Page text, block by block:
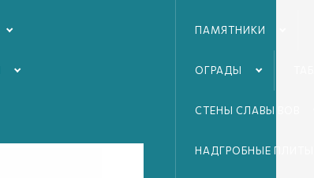
ПАМЯТНИКИ
ОГРАДЫ
СТЕНЫ СЛАВЫ ВОВ
НАДГРОБНЫЕ ПЛИТЫ